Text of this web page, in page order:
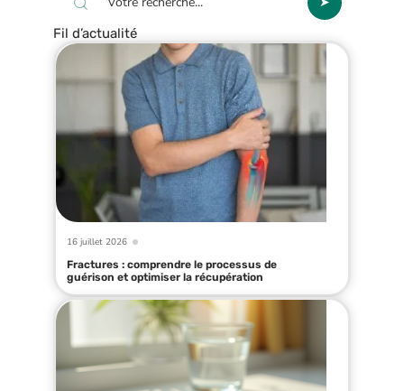
Fil d’actualité
16 juillet 2026
Fractures : comprendre le processus de
guérison et optimiser la récupération